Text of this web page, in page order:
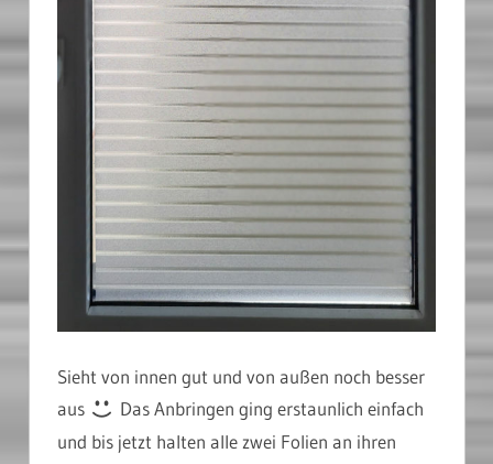
Sieht von innen gut und von außen noch besser
aus
Das Anbringen ging erstaunlich einfach
und bis jetzt halten alle zwei Folien an ihren